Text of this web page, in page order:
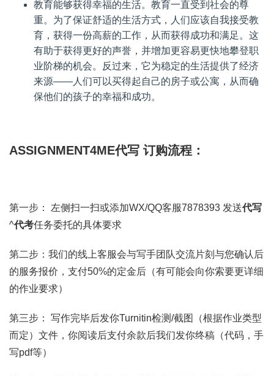
教育能够获得幸福的生活。教育一直受到社会的尊
重。为了保证舒适的生活方式，人们应该自我接受教
育，获得一份高薪的工作，从而获得成功和满足。这
有助于获得更好的声誉，并增加更容易更快地攀登职
业阶梯的机会。反过来，它为稳定的生活提供了经济
来源——人们可以买得起自己的房子或公寓，从而确
保他们的孩子的幸福和成功。
ASSIGNMENT4ME代写 订购流程：
第一步： 左侧扫一扫或添加WX/QQ客服7878393 发送代写
^代考任务委托的具体要求
第二步：我们的线上客服会与写手团队交流片刻与您确认后
的服务报价，支付50%的定金后（有可能会向你索要更详细
的作业要求）
第三步： 写作完毕后发你Turnitin检测/截图（根据作业类型
而定）文件，你阅读后支付余款后我们发你终稿（代码，手
写pdf等）